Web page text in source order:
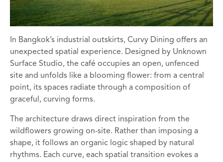
In Bangkok’s industrial outskirts, Curvy Dining offers an
unexpected spatial experience. Designed by Unknown
Surface Studio, the café occupies an open, unfenced
site and unfolds like a blooming flower: from a central
point, its spaces radiate through a composition of
graceful, curving forms.
The architecture draws direct inspiration from the
wildflowers growing on-site. Rather than imposing a
shape, it follows an organic logic shaped by natural
rhythms. Each curve, each spatial transition evokes a